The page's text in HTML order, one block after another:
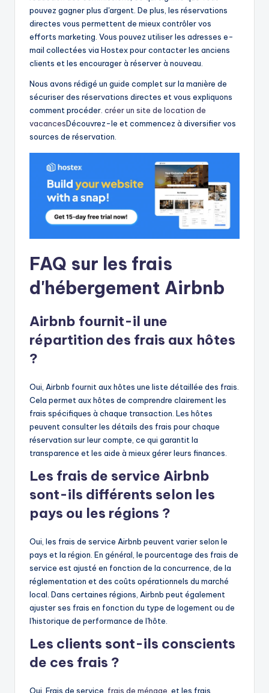
pouvez gagner plus d'argent. De plus, les réservations
directes vous permettent de mieux contrôler vos
efforts marketing. Vous pouvez utiliser les adresses e-
mail collectées via Hostex pour contacter les anciens
clients et les encourager à réserver à nouveau.
Nous avons rédigé un guide complet sur la manière de
sécuriser des réservations directes et vous expliquons
comment procéder. créer un site de location de
vacancesDécouvrez-le et commencez à diversifier vos
sources de réservation.
FAQ sur les frais
d'hébergement Airbnb
Airbnb fournit-il une
répartition des frais aux hôtes
?
Oui, Airbnb fournit aux hôtes une liste détaillée des frais.
Cela permet aux hôtes de comprendre clairement les
frais spécifiques à chaque transaction. Les hôtes
peuvent consulter les détails des frais pour chaque
réservation sur leur compte, ce qui garantit la
transparence et les aide à mieux gérer leurs finances.
Les frais de service Airbnb
sont-ils différents selon les
pays ou les régions ?
Oui, les frais de service Airbnb peuvent varier selon le
pays et la région. En général, le pourcentage des frais de
service est ajusté en fonction de la concurrence, de la
réglementation et des coûts opérationnels du marché
local. Dans certaines régions, Airbnb peut également
ajuster ses frais en fonction du type de logement ou de
l'historique de performance de l'hôte.
Les clients sont-ils conscients
de ces frais ?
Oui. Frais de service, frais de ménage , et les frais